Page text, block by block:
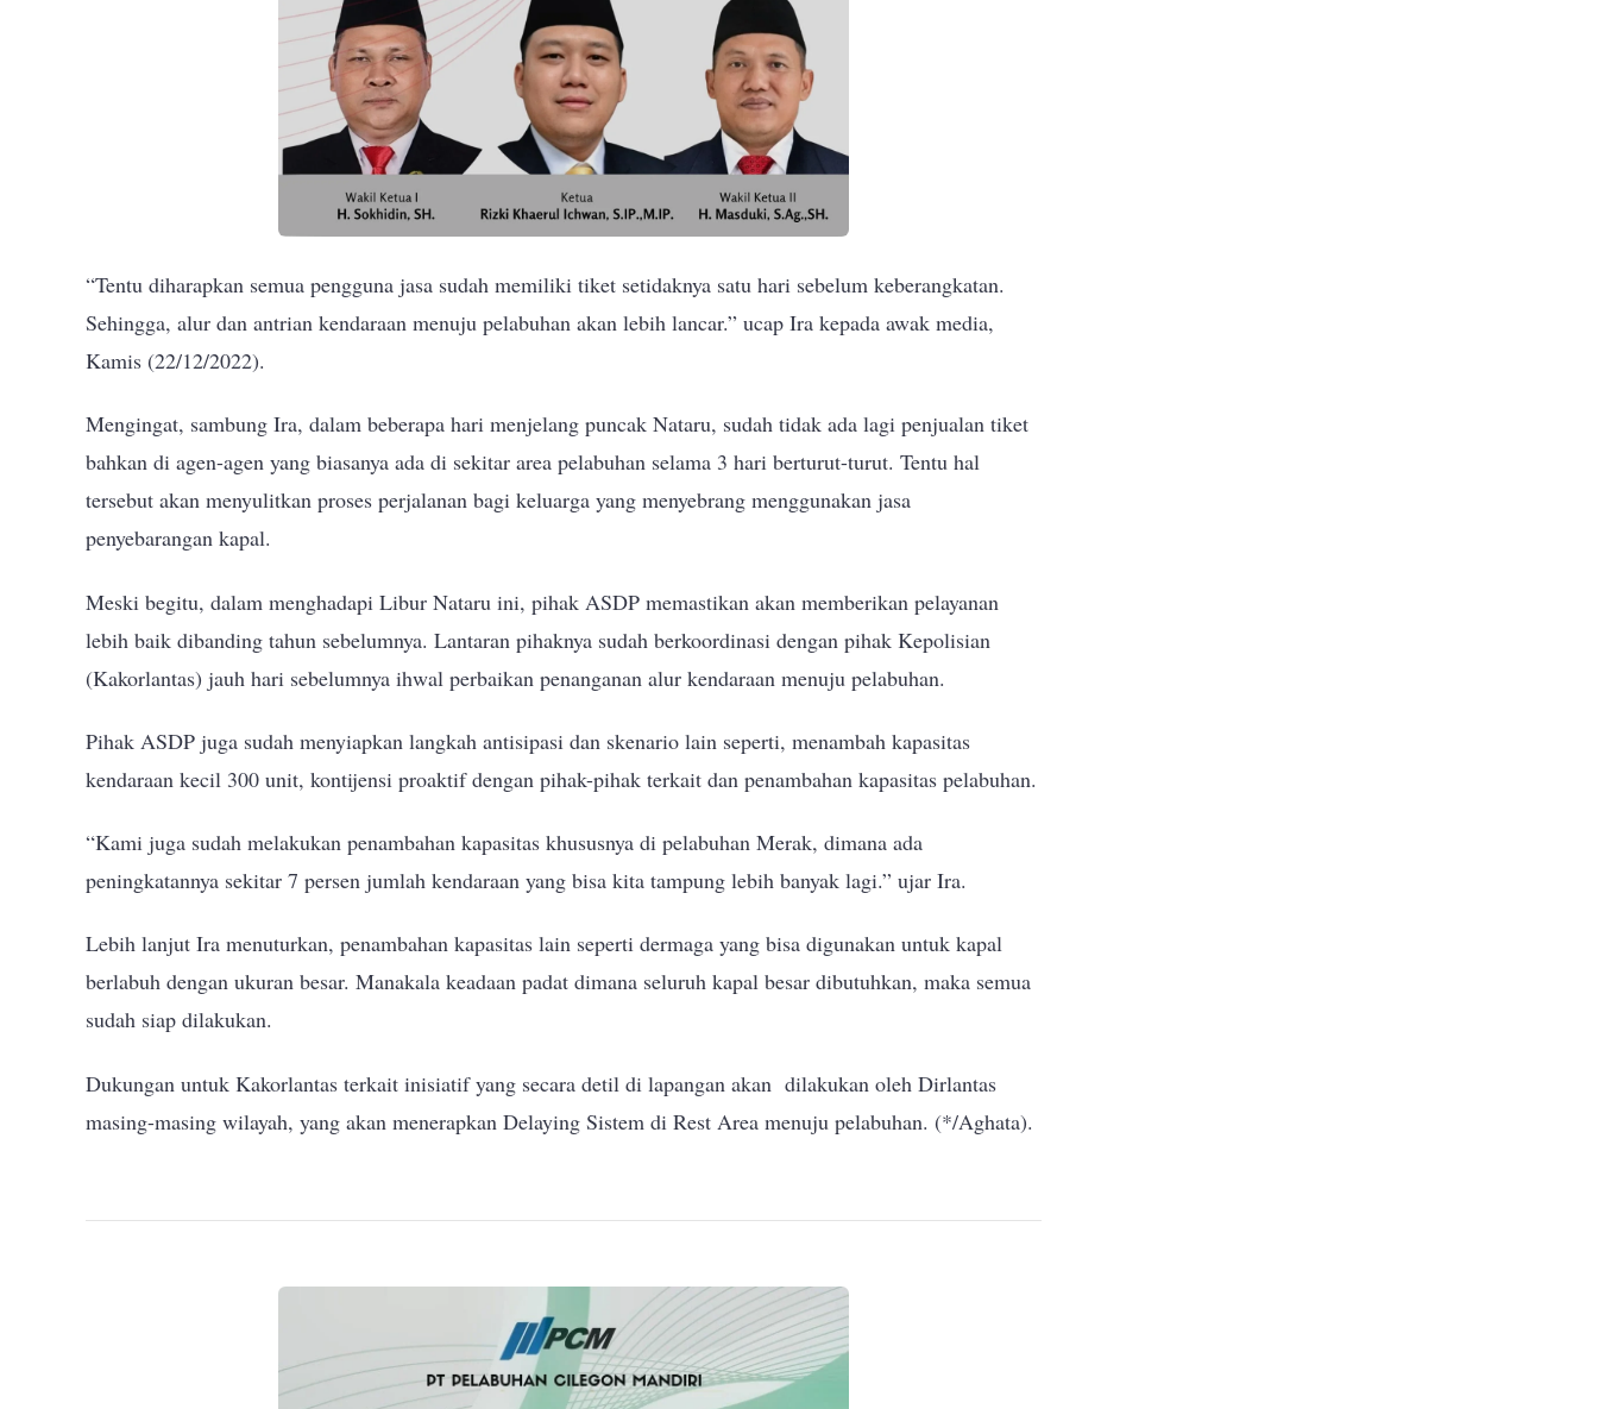
“Tentu diharapkan semua pengguna jasa sudah memiliki tiket setidaknya satu hari sebelum keberangkatan.
Sehingga, alur dan antrian kendaraan menuju pelabuhan akan lebih lancar.” ucap Ira kepada awak media,
Kamis (22/12/2022).
Mengingat, sambung Ira, dalam beberapa hari menjelang puncak Nataru, sudah tidak ada lagi penjualan tiket
bahkan di agen-agen yang biasanya ada di sekitar area pelabuhan selama 3 hari berturut-turut. Tentu hal
tersebut akan menyulitkan proses perjalanan bagi keluarga yang menyebrang menggunakan jasa
penyebarangan kapal.
Meski begitu, dalam menghadapi Libur Nataru ini, pihak ASDP memastikan akan memberikan pelayanan
lebih baik dibanding tahun sebelumnya. Lantaran pihaknya sudah berkoordinasi dengan pihak Kepolisian
(Kakorlantas) jauh hari sebelumnya ihwal perbaikan penanganan alur kendaraan menuju pelabuhan.
Pihak ASDP juga sudah menyiapkan langkah antisipasi dan skenario lain seperti, menambah kapasitas
kendaraan kecil 300 unit, kontijensi proaktif dengan pihak-pihak terkait dan penambahan kapasitas pelabuhan.
“Kami juga sudah melakukan penambahan kapasitas khususnya di pelabuhan Merak, dimana ada
peningkatannya sekitar 7 persen jumlah kendaraan yang bisa kita tampung lebih banyak lagi.” ujar Ira.
Lebih lanjut Ira menuturkan, penambahan kapasitas lain seperti dermaga yang bisa digunakan untuk kapal
berlabuh dengan ukuran besar. Manakala keadaan padat dimana seluruh kapal besar dibutuhkan, maka semua
sudah siap dilakukan.
Dukungan untuk Kakorlantas terkait inisiatif yang secara detil di lapangan akan dilakukan oleh Dirlantas
masing-masing wilayah, yang akan menerapkan Delaying Sistem di Rest Area menuju pelabuhan. (*/Aghata).